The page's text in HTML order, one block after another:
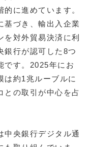
に進めています。
基づき、輸出入企業
対外貿易決済に利
銀行が認可した8つ
です。2025年にお
は約1兆ルーブルに
との取引が中心を占
中央銀行デジタル通